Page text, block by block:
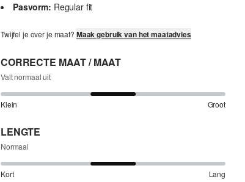
Pasvorm: Regular fit
Twijfel je over je maat? Maak gebruik van het maatadvies
CORRECTE MAAT / MAAT
Valt normaal uit
Klein Groot
LENGTE
Normaal
Kort Lang